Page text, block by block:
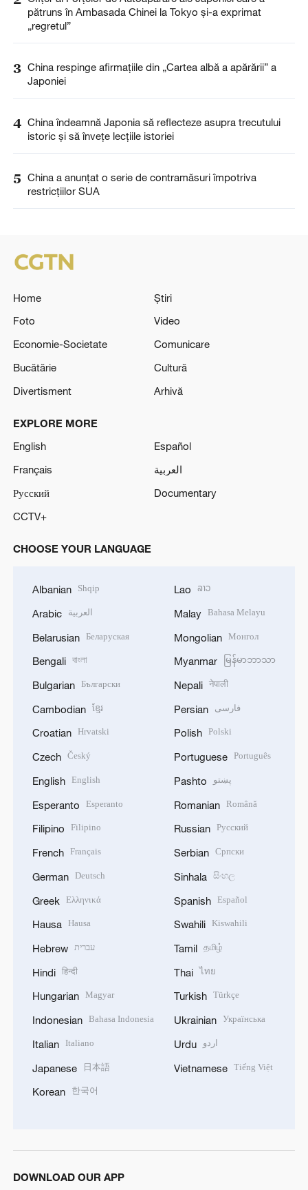
pătruns în Ambasada Chinei la Tokyo și-a exprimat
„regretul”
3 China respinge afirmațiile din „Cartea albă a apărării” a
Japoniei
4 China îndeamnă Japonia să reflecteze asupra trecutului
istoric și să învețe lecțiile istoriei
5 China a anunţat o serie de contramăsuri împotriva
restricţiilor SUA
Home
Știri
Foto
Video
Economie-Societate
Comunicare
Bucătărie
Cultură
Divertisment
Arhivă
EXPLORE MORE
English
Español
Français
العربية
Русский
Documentary
CCTV+
CHOOSE YOUR LANGUAGE
Albanian Shqip
Arabic العربية
Belarusian Беларуская
Bengali বাংলা
Bulgarian Български
Cambodian ខ្មែរ
Croatian Hrvatski
Czech Český
English English
Esperanto Esperanto
Filipino Filipino
French Français
German Deutsch
Greek Ελληνικά
Hausa Hausa
Hebrew עברית
Hindi हिन्दी
Hungarian Magyar
Indonesian Bahasa Indonesia
Italian Italiano
Japanese 日本語
Korean 한국어
Lao ລາວ
Malay Bahasa Melayu
Mongolian Монгол
Myanmar မြန်မာဘာသာ
Nepali नेपाली
Persian فارسی
Polish Polski
Portuguese Português
Pashto پښتو
Romanian Română
Russian Русский
Serbian Српски
Sinhala සිංහල
Spanish Español
Swahili Kiswahili
Tamil தமிழ்
Thai ไทย
Turkish Türkçe
Ukrainian Українська
Urdu اردو
Vietnamese Tiếng Việt
DOWNLOAD OUR APP